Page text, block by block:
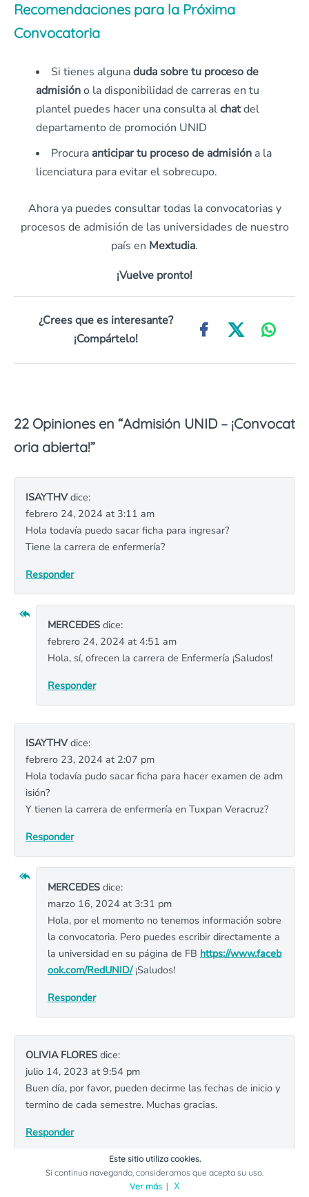
Recomendaciones para la Próxima
Convocatoria
Si tienes algunaduda sobre tu proceso de
admisióno la disponibilidad de carreras en tu
plantel puedes hacer una consulta alchatdel
departamento de promoción UNID
Procura anticipar tu proceso de admisión a la
licenciatura para evitar el sobrecupo.
Ahora ya puedes consultar todas la convocatorias y
procesos de admisión de las universidades de nuestro
país en Mextudia.
¡Vuelve pronto!
¿Crees que es interesante?
¡Compártelo!
22 Opiniones en “Admisión UNID – ¡Convocat
oria abierta!”
ISAYTHVdice:
febrero 24, 2024 at 3:11 am
Hola todavía puedo sacar ficha para ingresar?
Tiene la carrera de enfermería?
Responder
MERCEDES dice:
febrero 24, 2024 at 4:51 am
Hola, sí, ofrecen la carrera de Enfermería ¡Saludos!
Responder
ISAYTHVdice:
febrero 23, 2024 at 2:07 pm
Hola todavía pudo sacar ficha para hacer examen de adm
isión?
Y tienen la carrera de enfermería en Tuxpan Veracruz?
Responder
MERCEDES dice:
marzo 16, 2024 at 3:31 pm
Hola, por el momento no tenemos información sobre
la convocatoria. Pero puedes escribir directamente a
la universidad en su página de FB https://www.faceb
ook.com/RedUNID/¡Saludos!
Responder
OLIVIA FLORES dice:
julio 14, 2023 at 9:54 pm
Buen día, por favor, pueden decirme las fechas de inicio y
termino de cada semestre. Muchas gracias.
Responder
Este sitio utiliza cookies.
Si continua navegando, consideramos que acepta su uso.
Ver más| X